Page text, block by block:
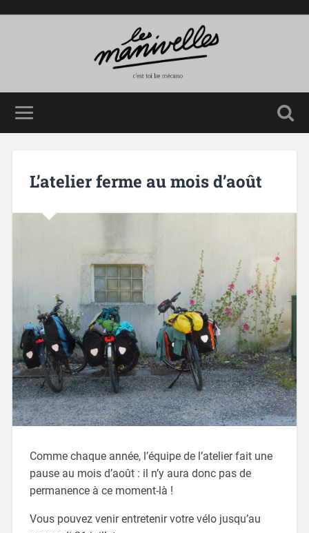
L’atelier ferme au mois d’août
Comme chaque année, l’équipe de l’atelier fait une
pause au mois d’août : il n’y aura donc pas de
permanence à ce moment-là !
Vous pouvez venir entretenir votre vélo jusqu’au